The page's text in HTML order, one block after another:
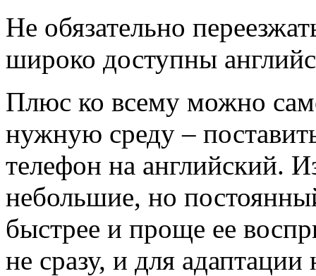
Не обязательно
широко доступны
Плюс ко всему можно
нужную среду –
телефон на английский.
небольшие, но
быстрее и проще ее
не сразу, и для